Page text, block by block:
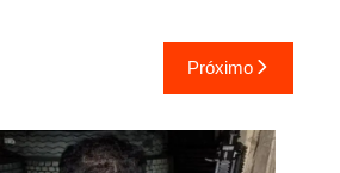
Próximo